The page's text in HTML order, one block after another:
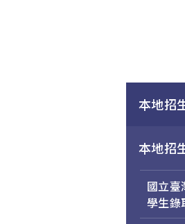
本地招
本地招
國立
學生錄